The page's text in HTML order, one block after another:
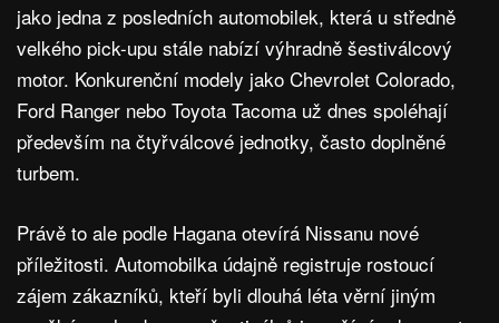
jako jedna z posledních automobilek, která u středně
velkého pick-upu stále nabízí výhradně šestiválcový
motor. Konkurenční modely jako Chevrolet Colorado,
Ford Ranger nebo Toyota Tacoma už dnes spoléhají
především na čtyřválcové jednotky, často doplněné
turbem.
Právě to ale podle Hagana otevírá Nissanu nové
příležitosti. Automobilka údajně registruje rostoucí
zájem zákazníků, kteří byli dlouhá léta věrní jiným